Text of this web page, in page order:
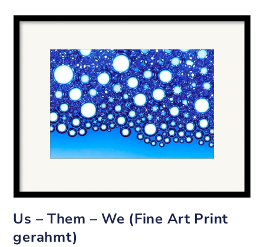
Us – Them – We (Fine Art Print
gerahmt)